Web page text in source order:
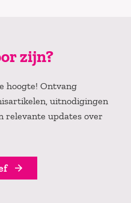
zijn?
hoogte! Ontvang
uitnodigingen
relevante updates over